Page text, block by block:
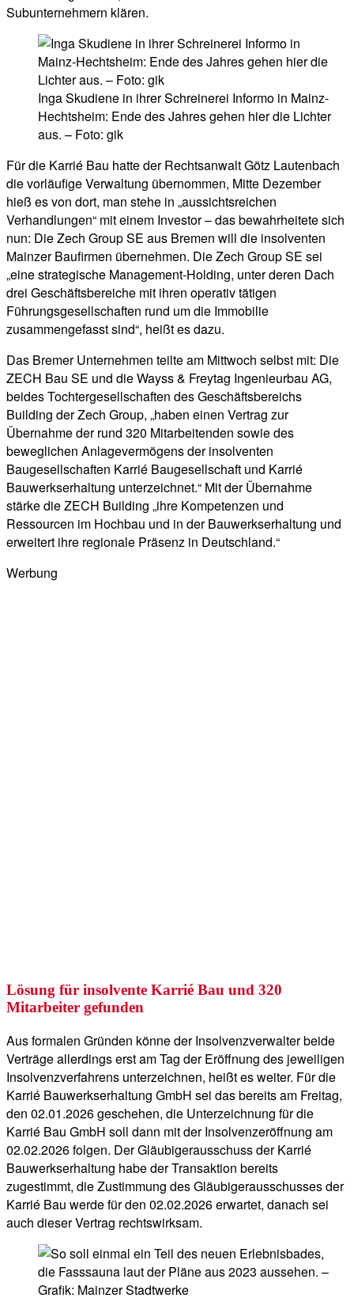
Subunternehmern klären.
Inga Skudiene in ihrer Schreinerei Informo in Mainz-
Hechtsheim: Ende des Jahres gehen hier die Lichter
aus. – Foto: gik
Für die Karrié Bau hatte der Rechtsanwalt Götz Lautenbach
die vorläufige Verwaltung übernommen, Mitte Dezember
hieß es von dort, man stehe in „aussichtsreichen
Verhandlungen“ mit einem Investor – das bewahrheitete sich
nun: Die Zech Group SE aus Bremen will die insolventen
Mainzer Baufirmen übernehmen. Die Zech Group SE sei
„eine strategische Management-Holding, unter deren Dach
drei Geschäftsbereiche mit ihren operativ tätigen
Führungsgesellschaften rund um die Immobilie
zusammengefasst sind“, heißt es dazu.
Das Bremer Unternehmen teilte am Mittwoch selbst mit: Die
ZECH Bau SE und die Wayss & Freytag Ingenieurbau AG,
beides Tochtergesellschaften des Geschäftsbereichs
Building der Zech Group, „haben einen Vertrag zur
Übernahme der rund 320 Mitarbeitenden sowie des
beweglichen Anlagevermögens der insolventen
Baugesellschaften Karrié Baugesellschaft und Karrié
Bauwerkserhaltung unterzeichnet.“ Mit der Übernahme
stärke die ZECH Building „ihre Kompetenzen und
Ressourcen im Hochbau und in der Bauwerkserhaltung und
erweitert ihre regionale Präsenz in Deutschland.“
Werbung
Lösung für insolvente Karrié Bau und 320
Mitarbeiter gefunden
Aus formalen Gründen könne der Insolvenzverwalter beide
Verträge allerdings erst am Tag der Eröffnung des jeweiligen
Insolvenzverfahrens unterzeichnen, heißt es weiter. Für die
Karrié Bauwerkserhaltung GmbH sei das bereits am Freitag,
den 02.01.2026 geschehen, die Unterzeichnung für die
Karrié Bau GmbH soll dann mit der Insolvenzeröffnung am
02.02.2026 folgen. Der Gläubigerausschuss der Karrié
Bauwerkserhaltung habe der Transaktion bereits
zugestimmt, die Zustimmung des Gläubigerausschusses der
Karrié Bau werde für den 02.02.2026 erwartet, danach sei
auch dieser Vertrag rechtswirksam.